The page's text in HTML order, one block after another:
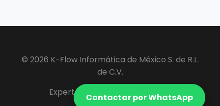
Contactar por WhatsApp
© 2026 K-Flow Informática de México S. de R.L.
de C.V.
Expertos en Software ERP y VIP.